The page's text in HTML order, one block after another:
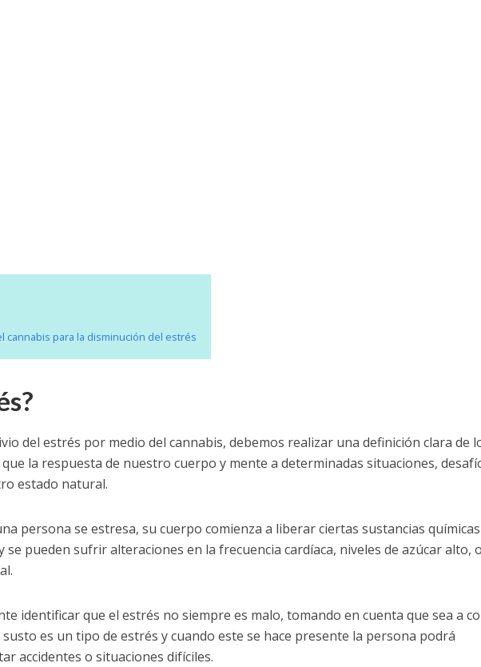
cannabis para la disminución del estrés
del estrés por medio del cannabis, debemos realizar una definición clara de
la respuesta de nuestro cuerpo y mente a determinadas situaciones,
estado natural.
persona se estresa, su cuerpo comienza a liberar ciertas sustancias
se pueden sufrir alteraciones en la frecuencia cardíaca, niveles de azúcar alto, o
identificar que el estrés no siempre es malo, tomando en cuenta que sea a
es un tipo de estrés y cuando este se hace presente la persona podrá
accidentes o situaciones difíciles.